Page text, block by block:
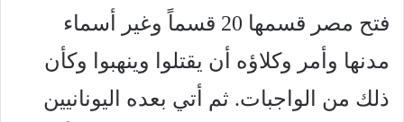
فتح مصر قسمها 20 قسماً وغير أسماء
مدنها وأمر وكلاؤه أن يقتلوا وينهبوا وكأن
ذلك من الواجبات. ثم أتي بعده اليونانيين